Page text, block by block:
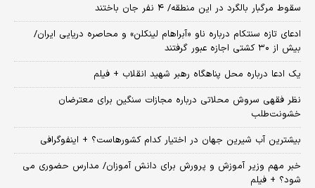
سقوط مرگبار بالگرد در این منطقه/ ۴ نفر جان باختند
ادعای تازه سنتکام درباره ناو «آبراهام لینکلن» و محاصره دریایی ایران/
بیش از ۳۰ کشتی اجازه عبور گرفتند
یک ادعا درباره محل پناهگاه‌ رهبر شهید انقلاب + فیلم
نظر فقهی سروش محلاتی درباره مجازات سنگین برای معترضان
خشونت‌طلب
بیشترین آب شیرین جهان در اختیار کدام کشورهاست؟ + اینفوگرافی
خبر مهم وزیر آموزش و پرورش برای دانش آموزان/ مدارس حضوری می
شود؟ + فیلم